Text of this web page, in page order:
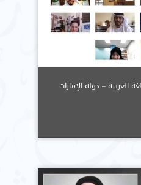
العربية – دولة الإمارات